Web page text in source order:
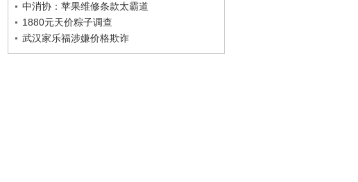
中消协：苹果维修条款太霸道
1880元天价粽子调查
武汉家乐福涉嫌价格欺诈